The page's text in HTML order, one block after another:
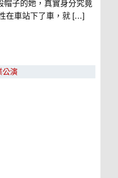
帽子的她，真實身分究竟
在車站下了車，就 […]
公演